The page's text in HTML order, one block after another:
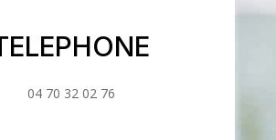
04 70 32 02 76